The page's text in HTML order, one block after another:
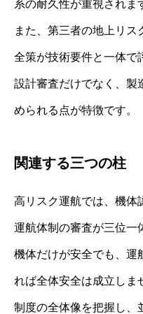
系の耐久性が重視されま
また、第三者の地上リ
全策が技術要件と一体で
設計審査だけでなく、製
められる点が特徴です。
関連する三つの柱
高リスク運航では、機体
運航体制の審査が三位一
機体だけが安全でも、運
れば全体安全は成立しま
制度の全体像を把握し、